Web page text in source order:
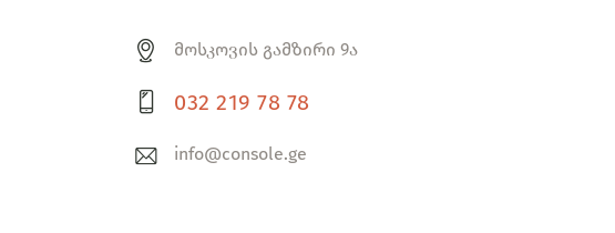
მოსკოვის გამზირი 9ა
032 219 78 78
info@console.ge